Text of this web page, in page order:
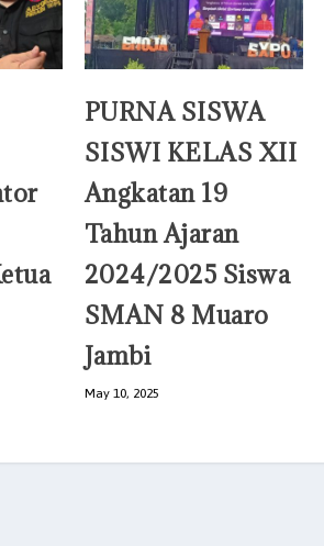
PURNA SISWA
SISWI KELAS XII
Angkatan 19
Tahun Ajaran
2024/2025 Siswa
SMAN 8 Muaro
Jambi
May 10, 2025